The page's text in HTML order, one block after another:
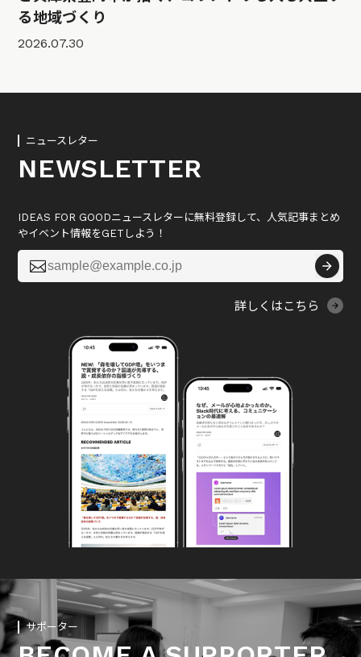
る地域づくり
2026.07.30
ニュースレター
NEWSLETTER
IDEAS FOR GOODニュースレターに無料登録して、人気記事まとめ
やイベント情報をGETしよう！

詳しくはこちら
サポーター